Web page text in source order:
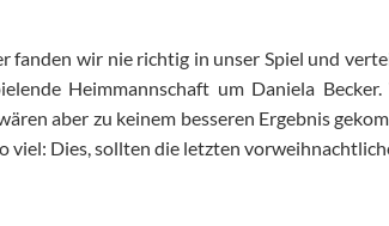
fanden wir nie richtig in unser Spiel und
Heimmannschaft um Daniela
aber zu keinem besseren Ergebnis
viel: Dies, sollten die letzten